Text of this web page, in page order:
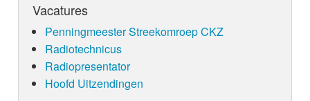
Vacatures
Penningmeester Streekomroep CKZ
Radiotechnicus
Radiopresentator
Hoofd Uitzendingen